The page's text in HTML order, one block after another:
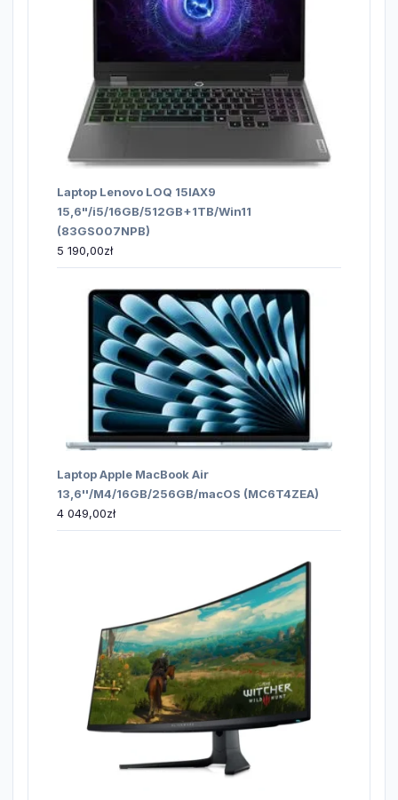
Laptop Lenovo LOQ 15IAX9
15,6"/i5/16GB/512GB+1TB/Win11
(83GS007NPB)
5 190,00zł
Laptop Apple MacBook Air
13,6''/M4/16GB/256GB/macOS (MC6T4ZEA)
4 049,00zł